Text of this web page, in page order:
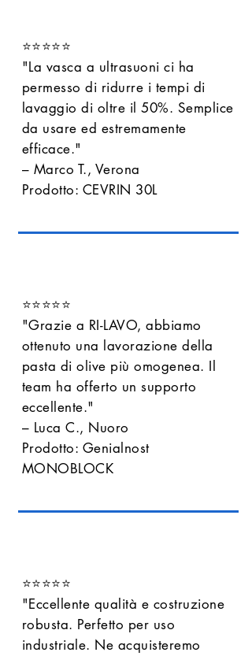
⭐⭐⭐⭐⭐
"La vasca a ultrasuoni ci ha
permesso di ridurre i tempi di
lavaggio di oltre il 50%. Semplice
da usare ed estremamente
efficace."
– Marco T., Verona
Prodotto: CEVRIN 30L
⭐⭐⭐⭐⭐
"Grazie a RI-LAVO, abbiamo
ottenuto una lavorazione della
pasta di olive più omogenea. Il
team ha offerto un supporto
eccellente."
– Luca C., Nuoro
Prodotto: Genialnost
MONOBLOCK
⭐⭐⭐⭐⭐
"Eccellente qualità e costruzione
robusta. Perfetto per uso
industriale. Ne acquisteremo